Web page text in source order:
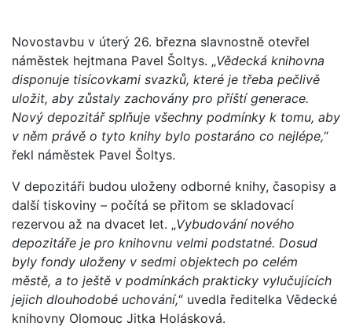
Novostavbu v úterý 26. března slavnostně otevřel
náměstek hejtmana Pavel Šoltys. „Vědecká knihovna
disponuje tisícovkami svazků, které je třeba pečlivě
uložit, aby zůstaly zachovány pro příští generace.
Nový depozitář splňuje všechny podmínky k tomu, aby
v něm právě o tyto knihy bylo postaráno co nejlépe,“
řekl náměstek Pavel Šoltys.
V depozitáři budou uloženy odborné knihy, časopisy a
další tiskoviny – počítá se přitom se skladovací
rezervou až na dvacet let. „Vybudování nového
depozitáře je pro knihovnu velmi podstatné. Dosud
byly fondy uloženy v sedmi objektech po celém
městě, a to ještě v podmínkách prakticky vylučujících
jejich dlouhodobé uchování,“ uvedla ředitelka Vědecké
knihovny Olomouc Jitka Holásková.